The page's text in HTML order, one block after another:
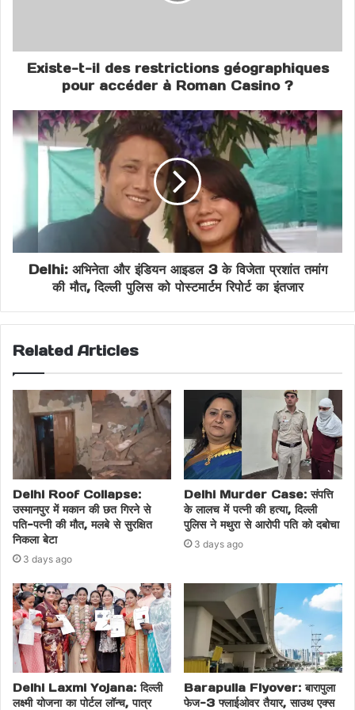
Gas Cylinder Blast Solan
Himachal Latest News
Himachal Pradesh Fire NDRF SDRF Solan
Nepali Workers Fire Accident
Solan Breaking News Solan Fire News
Solan Fire Update
Solan Rescue Operation
Existe-t-il des restrictions géographiques
pour accéder à Roman Casino ?
Delhi: अभिनेता और इंडियन आइडल 3 के विजेता प्रशांत तमांग
की मौत, दिल्ली पुलिस को पोस्टमार्टम रिपोर्ट का इंतजार
Related Articles
Delhi Roof Collapse:
उस्मानपुर में मकान की छत गिरने से
पति-पत्नी की मौत, मलबे से सुरक्षित
निकला बेटा
3 days ago
Delhi Murder Case: संपत्ति
के लालच में पत्नी की हत्या, दिल्ली
पुलिस ने मथुरा से आरोपी पति को दबोचा
3 days ago
Delhi Laxmi Yojana: दिल्ली
लक्ष्मी योजना का पोर्टल लॉन्च, पात्र
Barapulla Flyover: बारापुला
फेज-3 फ्लाईओवर तैयार, साउथ एक्स